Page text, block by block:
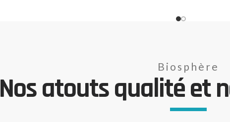
Biosphère
Nos atouts qualité et